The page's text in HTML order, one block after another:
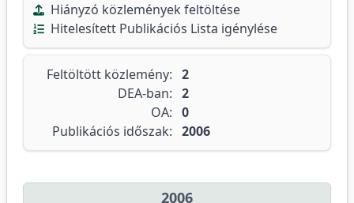
Hiányzó közlemények feltöltése
Hitelesített Publikációs Lista igénylése
Feltöltött közlemény: 2
DEA-ban: 2
OA: 0
Publikációs időszak: 2006
2006